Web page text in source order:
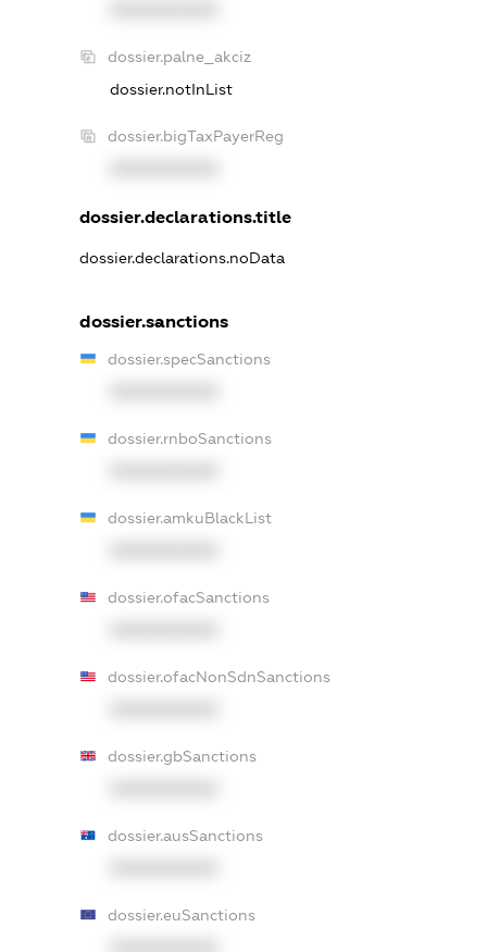
dossier.palne_akciz
dossier.notInList
dossier.bigTaxPayerReg
dossier.declarations.title
dossier.declarations.noData
dossier.sanctions
dossier.specSanctions
dossier.rnboSanctions
dossier.amkuBlackList
dossier.ofacSanctions
dossier.ofacNonSdnSanctions
dossier.gbSanctions
dossier.ausSanctions
dossier.euSanctions